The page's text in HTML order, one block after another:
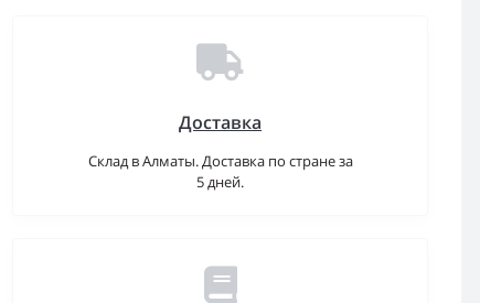
Доставка
Склад в Алматы. Доставка по стране за
5 дней.